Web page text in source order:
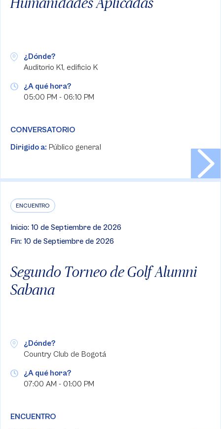
¿Dónde?
Auditorio K1, edificio K
¿A qué hora?
05:00 PM - 06:10 PM
CONVERSATORIO
Dirigido a: Público general
ENCUENTRO
Inicio: 10 de Septiembre de 2026
Fin: 10 de Septiembre de 2026
Segundo Torneo de Golf Alumni
Sabana
¿Dónde?
Country Club de Bogotá
¿A qué hora?
07:00 AM - 01:00 PM
ENCUENTRO